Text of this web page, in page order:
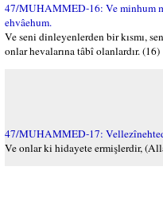
47/MUHAMMED-16: Ve minhum
ehvâehum.
Ve seni dinleyenlerden bir kısmı,
onlar hevalarına tâbî olanlardır. (16)
47/MUHAMMED-17:
Ve onlar ki hidayete ermişlerdir,